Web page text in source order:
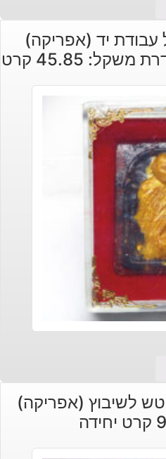
עבודת יד (אפריקה)
45.85 קרט
לשיבוץ (אפריקה)